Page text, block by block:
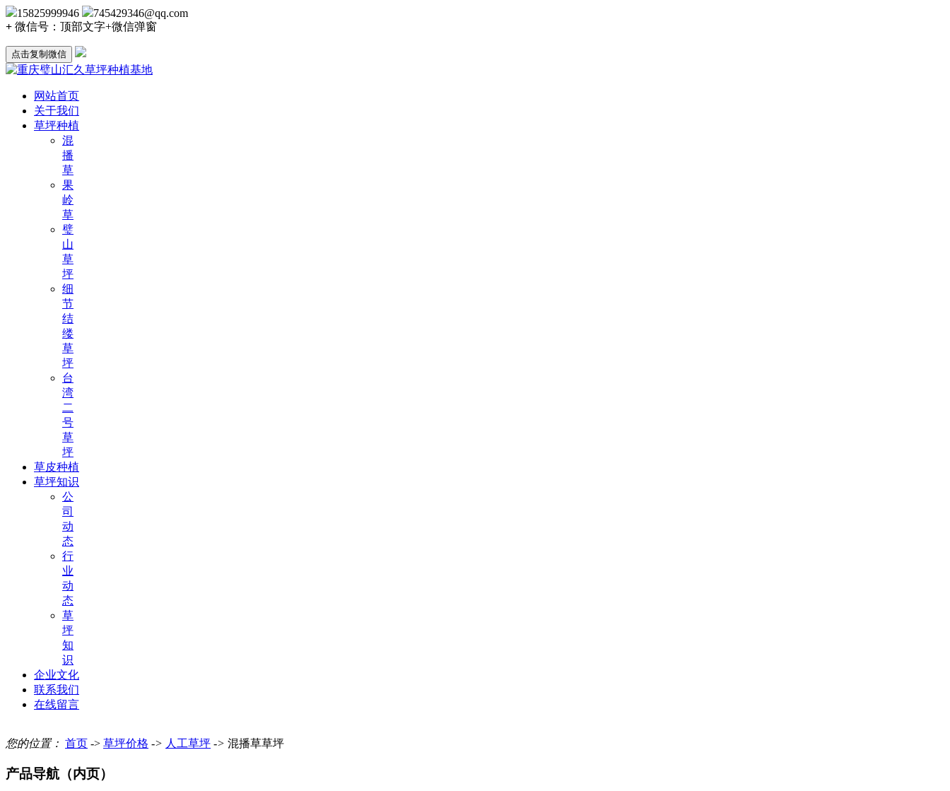
15825999946
745429346@qq.com
+ 微信号： 顶部文字+微信弹窗
点击复制微信
网站首页
关于我们
草坪种植
混
播
草
果
岭
草
璧
山
草
坪
细
节
结
缕
草
坪
台
湾
二
号
草
坪
草皮种植
草坪知识
公
司
动
态
行
业
动
态
草
坪
知
识
企业文化
联系我们
在线留言
您的位置： 首页 -> 草坪价格 -> 人工草坪 -> 混播草草坪
产品导航（内页）